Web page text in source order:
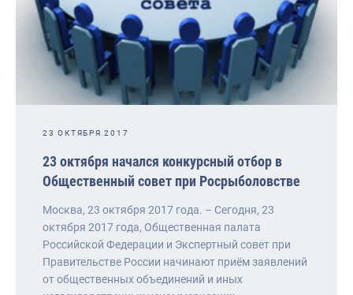
23 ОКТЯБРЯ 2017
23 октября начался конкурсный отбор в
Общественный совет при Росрыболовстве
Москва, 23 октября 2017 года. – Сегодня, 23
октября 2017 года, Общественная палата
Российской Федерации и Экспертный совет при
Правительстве России начинают приём заявлений
от общественных объединений и иных